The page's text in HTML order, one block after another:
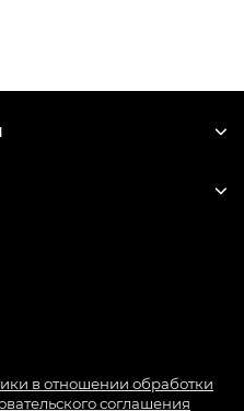
в отношении обработки
соглашения